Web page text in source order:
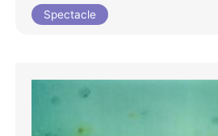
Spectacle